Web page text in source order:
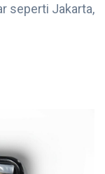
seperti Jakarta,